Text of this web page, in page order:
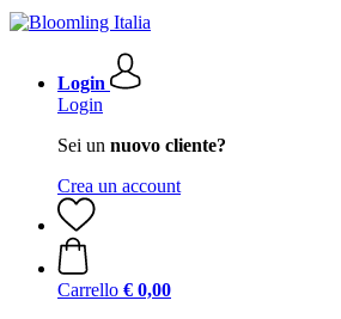
Login
Login
Sei un nuovo cliente?
Crea un account
Carrello € 0,00